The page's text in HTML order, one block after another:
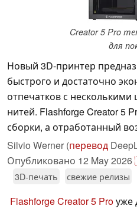
Creator 5 Pro
для
Новый 3D-принтер
быстрого и достаточно
отпечатков с
нитей. Flashforge Creator 5
сборки, а отработанный
Silvio Werner (перевод
Опубликовано 12 May 2026
3D-печать свежие релизы
Flashforge Creator 5 Proуже